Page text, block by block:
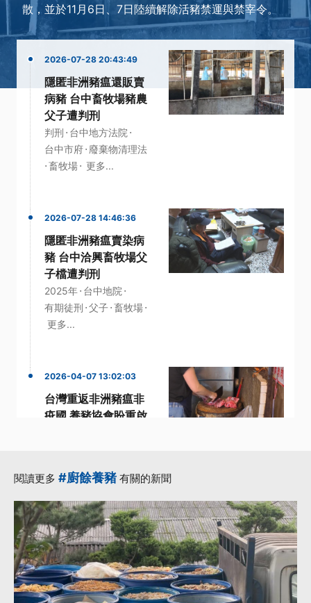
散，並於11月6日、7日陸續解除活豬禁運與禁宰令。
2026-07-28 20:43:49
隱匿非洲豬瘟還販賣
病豬 台中畜牧場豬農
父子遭判刑
判刑 · 台中地方法院 ·
台中市府· 廢棄物清理法
·畜牧場· 更多...
2026-07-28 14:46:36
隱匿非洲豬瘟賣染病
豬 台中洽興畜牧場父
子檔遭判刑
2025年· 台中地院 ·
有期徒刑 ·父子·畜牧場·
更多...
2026-04-07 13:02:03
台灣重返非洲豬瘟非
疫國 養豬協會盼重啟
總統賴清德·更多...
閱讀更多 #廚餘養豬 有關的新聞